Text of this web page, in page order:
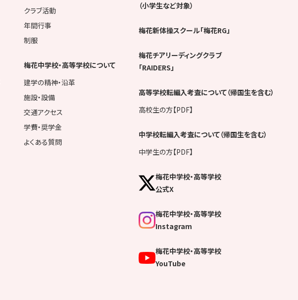
クラブ活動
年間行事
制服
梅花中学校・高等学校について
建学の精神・沿革
施設・設備
交通アクセス
学費・奨学金
よくある質問
（小学生など対象）
梅花新体操スクール「梅花RG」
梅花チアリーディングクラブ
「RAIDERS」
高等学校転編入考査について（帰国生を含む）
高校生の方【PDF】
中学校転編入考査について（帰国生を含む）
中学生の方【PDF】
梅花中学校・高等学校
公式X
梅花中学校・高等学校
Instagram
梅花中学校・高等学校
YouTube